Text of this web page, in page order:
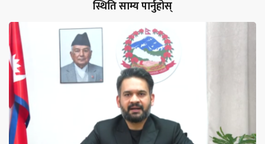
स्थिति साम्य पार्नुहोस्